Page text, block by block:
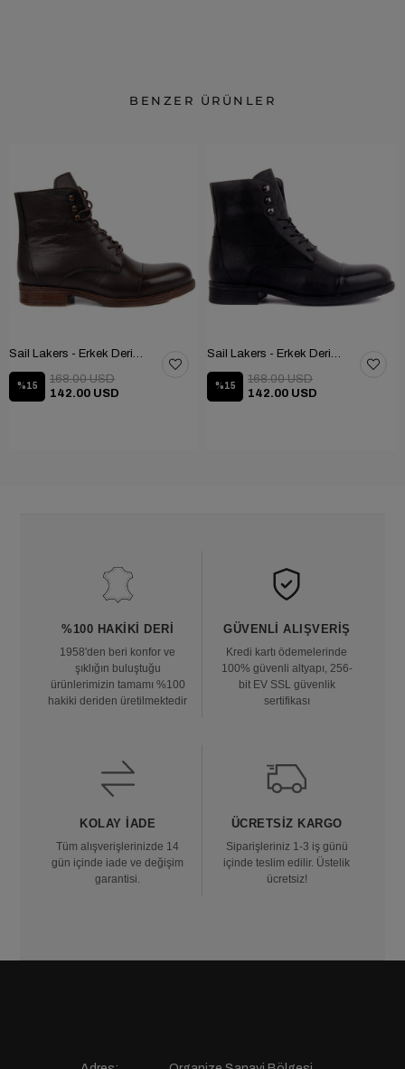
BENZER ÜRÜNLER
%15
142.00 USD
168.00 USD
%15
142.00 USD
168.00 USD
%100 HAKIKI DERI
1958'den beri konfor ve
şıklığın buluştuğu
ürünlerimizin tamamı %100
hakiki deriden üretilmektedir
GÜVENLI ALIŞVERIŞ
Kredi kartı ödemelerinde
100% güvenli altyapı, 256-
bit EV SSL güvenlik
sertifikası
KOLAY İADE
Tüm alışverişlerinizde 14
gün içinde iade ve değişim
garantisi.
ÜCRETSIZ KARGO
Siparişleriniz 1-3 iş günü
içinde teslim edilir. Üstelik
ücretsiz!